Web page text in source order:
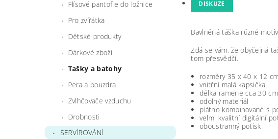
Flísové pantofle do ložnice
Pro zvířátka
Dětské produkty
Dárkové zboží
Tašky a batohy
Pera a pouzdra
Zvlhčovače vzduchu
Drobnosti
SERVÍROVÁNÍ
DISKUZE
Bavlněná táška různé
Zdá se vám, že obyčejná
tom přesvědčí.
rozměry 35 x 40 x 12
vnitřní malá kapsička
délka ramene cca 30 cm
odolný materiál
plátno kombinované s
velmi kvalitní digitální
oboustranný potisk